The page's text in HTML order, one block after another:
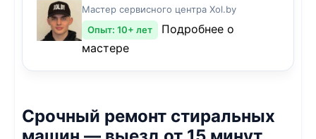
Мастер сервисного центра Xol.by
Опыт: 10+ лет
Подробнее о
мастере
Срочный ремонт стиральных